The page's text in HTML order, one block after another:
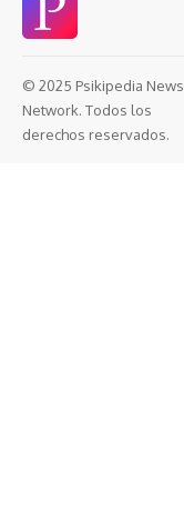
© 2025 Psikipedia News
Network. Todos los
derechos reservados.